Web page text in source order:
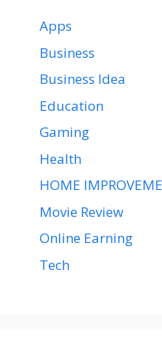
Apps
Business
Business Idea
Education
Gaming
Health
HOME
Movie Review
Online Earning
Tech